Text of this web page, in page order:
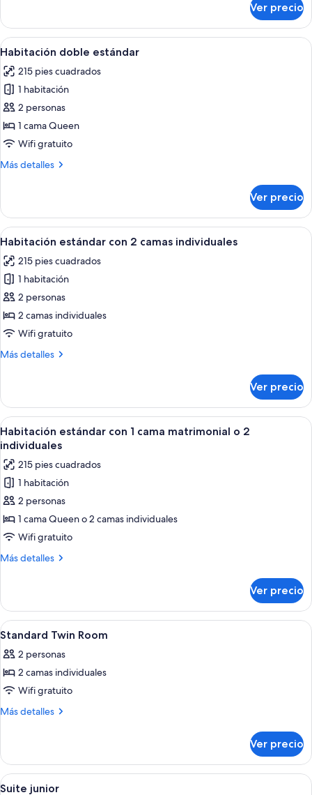
3
Twin
Beds
Triple
Room,
3
Beds
Ver precio
Abrir
todas
las
fotos
de
Habitación
doble
Habitación de hotel con cama,
4
Habitación doble estándar
215 pies cuadrados
1 habitación
2 personas
1 cama Queen
Wifi gratuito
Más detalles
Más
doble
estándar
Ver precio
Abrir
todas
las
fotos
de
Habitación
estándar
2
Habitación de hotel con dos camas,
5
Habitación estándar con 2 camas individuales
215 pies cuadrados
1 habitación
2 personas
2 camas individuales
Wifi gratuito
Más detalles
Más
estándar
con
2
camas
Ver precio
Abrir
todas
las
fotos
de
Habitación
estándar
con
1
o
individuales
Habitación de hotel con una cama
6
Habitación estándar con 1 cama matrimonial o 2
individuales
215 pies cuadrados
1 habitación
2 personas
1 cama Queen o 2 camas individuales
Wifi gratuito
Más detalles
Más
estándar
con
1
matrimonial
o
individuales
Ver precio
Abrir
todas
las
fotos
de
Standard
Habitación de hotel con dos camas,
5
Standard Twin Room
2 personas
2 camas individuales
Wifi gratuito
Más detalles
Más
Twin
Room
Ver precio
Abrir
Habitación de hotel con cama,
5
Suite junior